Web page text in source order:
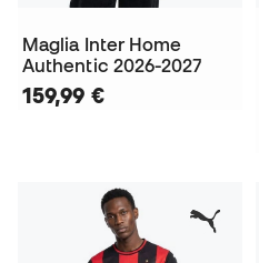
Maglia Inter Home
Authentic 2026-2027
159,99 €